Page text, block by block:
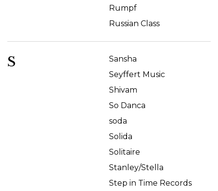
Rumpf
Russian Class
S
Sansha
Seyffert Music
Shivam
So Danca
soda
Solida
Solitaire
Stanley/Stella
Step in Time Records